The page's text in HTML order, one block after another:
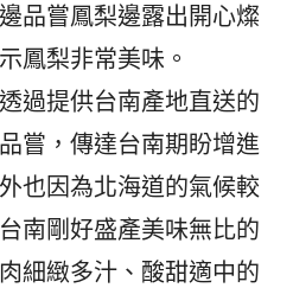
品嘗鳳梨邊露出開心燦
鳳梨非常美味。
過提供台南產地直送的
嘗，傳達台南期盼增進
也因為北海道的氣候較
南剛好盛產美味無比的
細緻多汁、酸甜適中的